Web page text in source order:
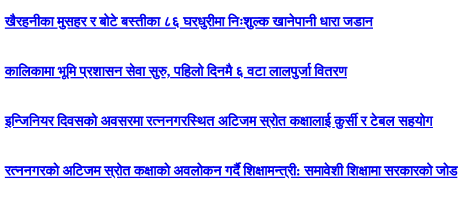
खैरहनीका मुसहर र बोटे बस्तीका ८६ घरधुरीमा निःशुल्क खानेपानी धारा जडान
कालिकामा भूमि प्रशासन सेवा सुरु, पहिलो दिनमै ६ वटा लालपुर्जा वितरण
इन्जिनियर दिवसको अवसरमा रत्ननगरस्थित अटिजम स्रोत कक्षालाई कुर्सी र टेबल सहयोग
रत्ननगरको अटिजम स्रोत कक्षाको अवलोकन गर्दै शिक्षामन्त्री: समावेशी शिक्षामा सरकारको जोड